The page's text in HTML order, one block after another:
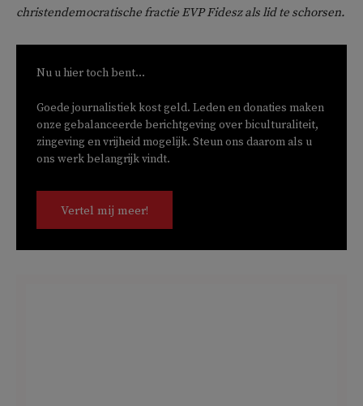
christendemocratische fractie EVP Fidesz als lid te schorsen.
Nu u hier toch bent...
Goede journalistiek kost geld. Leden en donaties maken
onze gebalanceerde berichtgeving over biculturaliteit,
zingeving en vrijheid mogelijk. Steun ons daarom als u
ons werk belangrijk vindt.
Vertel mij meer!